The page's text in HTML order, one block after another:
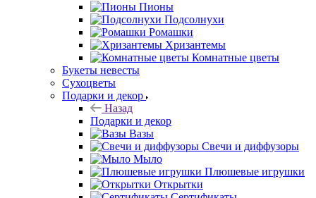
Пионы
Подсолнухи
Ромашки
Хризантемы
Комнатные цветы
Букеты невесты
Сухоцветы
Подарки и декор
Назад
Подарки и декор
Вазы
Свечи и диффузоры
Мыло
Плюшевые игрушки
Открытки